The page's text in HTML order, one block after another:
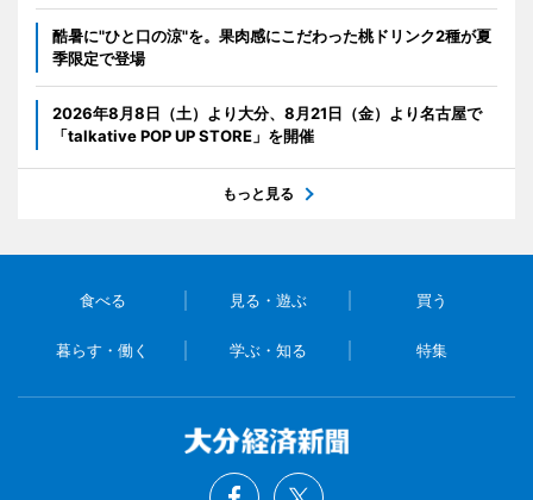
酷暑に"ひと口の涼"を。果肉感にこだわった桃ドリンク2種が夏
季限定で登場
2026年8月8日（土）より大分、8月21日（金）より名古屋で
「talkative POP UP STORE」を開催
もっと見る
食べる 見る・遊ぶ 買う
暮らす・働く 学ぶ・知る 特集